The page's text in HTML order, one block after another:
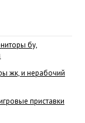
бу,
жк, и нерабочий
приставки